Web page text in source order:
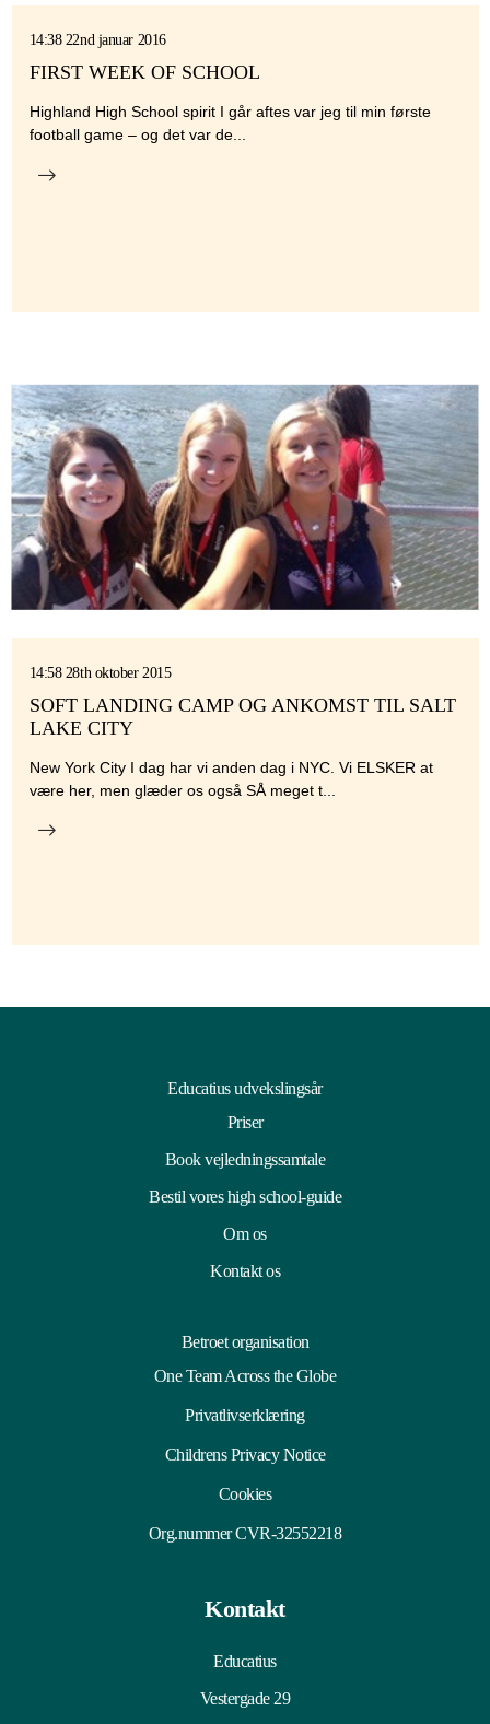
14:38 22nd januar 2016
FIRST WEEK OF SCHOOL
Highland High School spirit I går aftes var jeg til min første
football game – og det var de...
14:58 28th oktober 2015
SOFT LANDING CAMP OG ANKOMST TIL SALT
LAKE CITY
New York City I dag har vi anden dag i NYC. Vi ELSKER at
være her, men glæder os også SÅ meget t...
Educatius udvekslingsår
Priser
Book vejledningssamtale
Bestil vores high school-guide
Om os
Kontakt os
Betroet organisation
One Team Across the Globe
Privatlivserklæring
Childrens Privacy Notice
Cookies
Org.nummer CVR-32552218
Kontakt
Educatius
Vestergade 29